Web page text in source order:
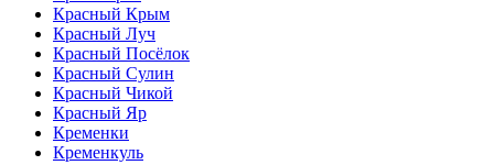
Красный Крым
Красный Луч
Красный Посёлок
Красный Сулин
Красный Чикой
Красный Яр
Кременки
Кременкуль